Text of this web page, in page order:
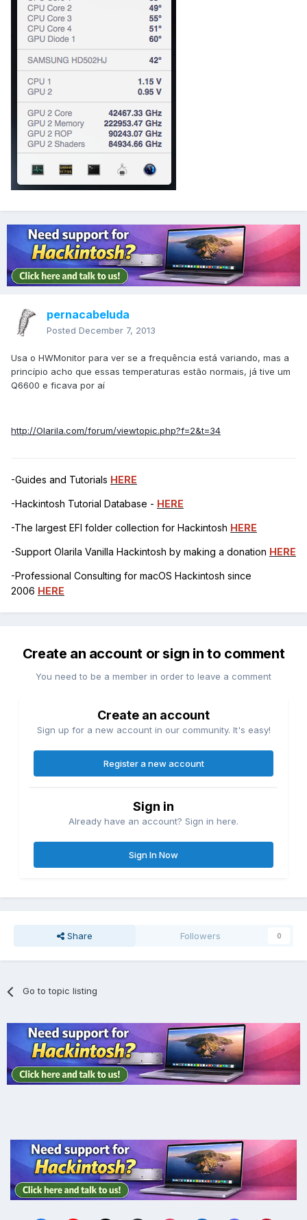
pernacabeluda
Posted December 7, 2013
Usa o HWMonitor para ver se a frequência está variando, mas a
princípio acho que essas temperaturas estão normais, já tive um
Q6600 e ficava por aí
http://Olarila.com/forum/viewtopic.php?f=2&t=34
-Guides and Tutorials HERE
-Hackintosh Tutorial Database - HERE
-The largest EFI folder collection for Hackintosh HERE
-Support Olarila Vanilla Hackintosh by making a donation HERE
-Professional Consulting for macOS Hackintosh since
2006 HERE
Create an account or sign in to comment
You need to be a member in order to leave a comment
Create an account
Sign up for a new account in our community. It's easy!
Register a new account
Sign in
Already have an account? Sign in here.
Sign In Now
Share Followers 0
Go to topic listing